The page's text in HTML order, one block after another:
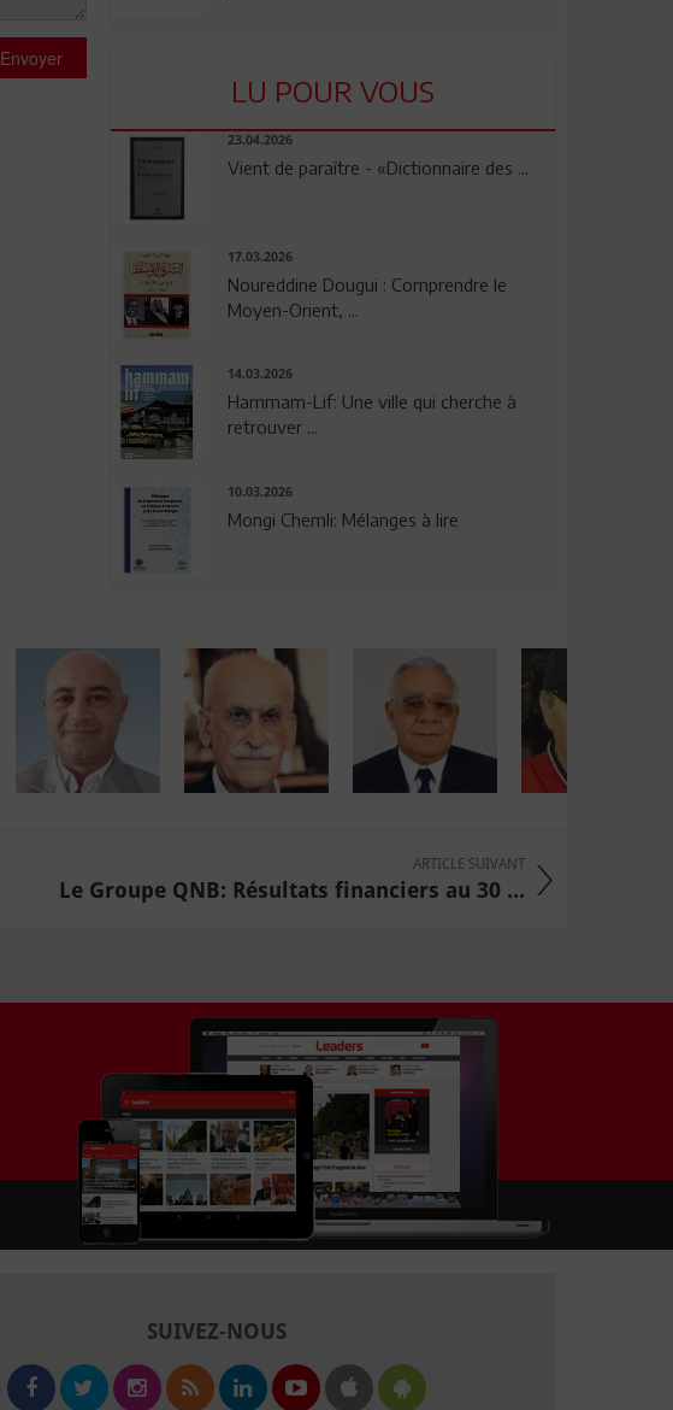
Envoyer
LU POUR VOUS
23.04.2026
Vient de paraître - «Dictionnaire des ...
17.03.2026
Noureddine Dougui : Comprendre le
Moyen-Orient, ...
14.03.2026
Hammam-Lif: Une ville qui cherche à
retrouver ...
10.03.2026
Mongi Chemli: Mélanges à lire
ARTICLE SUIVANT
Le Groupe QNB: Résultats financiers au 30 ...
SUIVEZ-NOUS